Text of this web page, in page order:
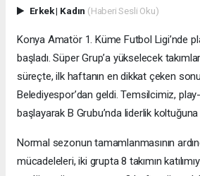
Erkek| Kadın (Haberi Sesli Oku)
Konya Amatör 1. Küme Futbol Ligi’nde
başladı. Süper Grup’a yükselecek
süreçte, ilk haftanın en dikkat çeken
Belediyespor’dan geldi. Temsilcimiz,
başlayarak B Grubu’nda liderlik
Normal sezonun tamamlanmasının
mücadeleleri, iki grupta 8 takımın